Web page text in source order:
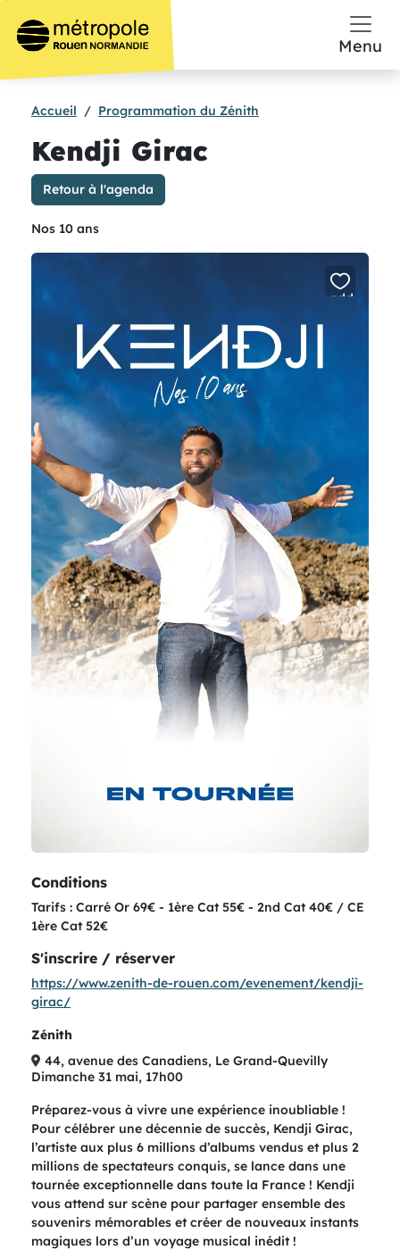
Menu
Accueil Programmation du Zénith
Kendji Girac
Retour à l'agenda
Nos 10 ans
add
Conditions
Tarifs : Carré Or 69€ - 1ère Cat 55€ - 2nd Cat 40€ / CE
1ère Cat 52€
S'inscrire / réserver
https://www.zenith-de-rouen.com/evenement/kendji-
girac/
Zénith
44, avenue des Canadiens, Le Grand-Quevilly
Dimanche 31 mai, 17h00
Préparez-vous à vivre une expérience inoubliable !
Pour célébrer une décennie de succès, Kendji Girac,
l’artiste aux plus 6 millions d’albums vendus et plus 2
millions de spectateurs conquis, se lance dans une
tournée exceptionnelle dans toute la France ! Kendji
vous attend sur scène pour partager ensemble des
souvenirs mémorables et créer de nouveaux instants
magiques lors d’un voyage musical inédit !